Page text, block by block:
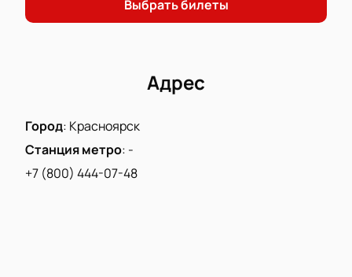
Выбрать билеты
Адрес
Город: Красноярск
Станция метро: -
+7 (800) 444-07-48